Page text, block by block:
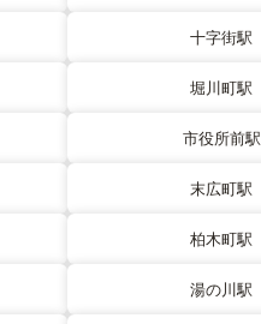
十字街駅
堀川町駅
市役所前駅
末広町駅
柏木町駅
湯の川駅